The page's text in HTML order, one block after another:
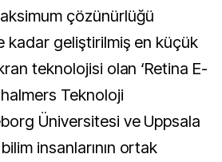
çözünürlüğü
kadar geliştirilmiş en küçük
teknolojisi olan ‘Retina E-
Teknoloji
Üniversitesi ve Uppsala
insanlarının ortak